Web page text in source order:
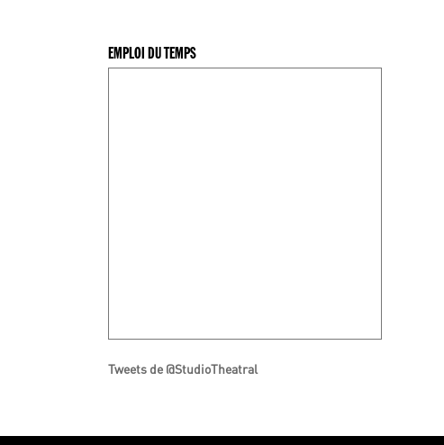
EMPLOI DU TEMPS
Tweets de @StudioTheatral